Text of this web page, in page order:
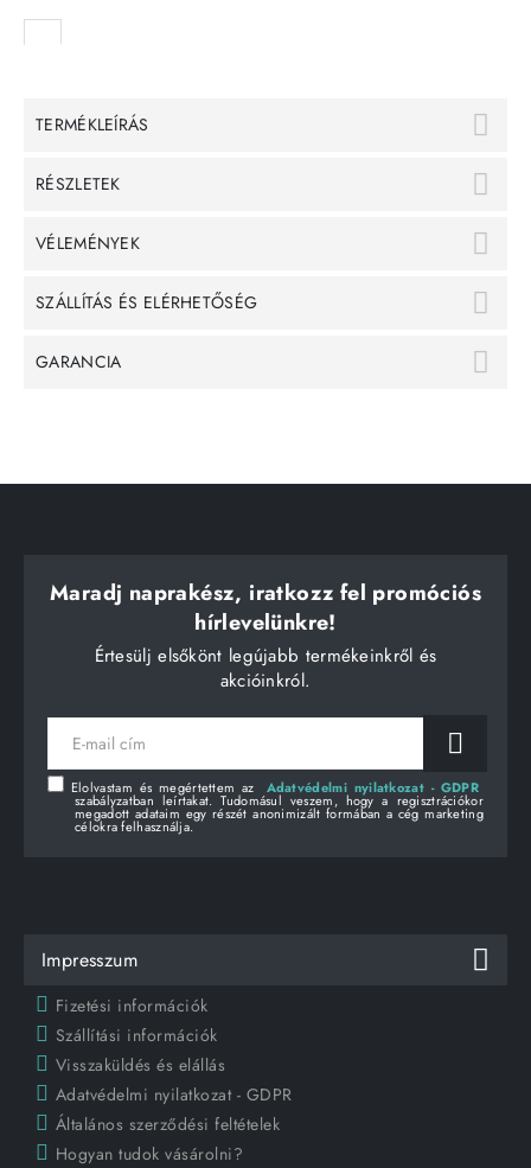
TERMÉKLEÍRÁS
RÉSZLETEK
VÉLEMÉNYEK
SZÁLLÍTÁS ÉS ELÉRHETŐSÉG
GARANCIA
Maradj naprakész, iratkozz fel promóciós
hírlevelünkre!
Értesülj elsőkönt legújabb termékeinkről és
akcióinkról.
E-
mail
Elolvastam és megértettem az Adatvédelmi nyilatkozat - GDPR
szabályzatban leírtakat. Tudomásul veszem, hogy a regisztrációkor
megadott adataim egy részét anonimizált formában a cég marketing
célokra felhasználja.
Impresszum
Fizetési információk
Szállítási információk
Visszaküldés és elállás
Adatvédelmi nyilatkozat - GDPR
Általános szerződési feltételek
Hogyan tudok vásárolni?